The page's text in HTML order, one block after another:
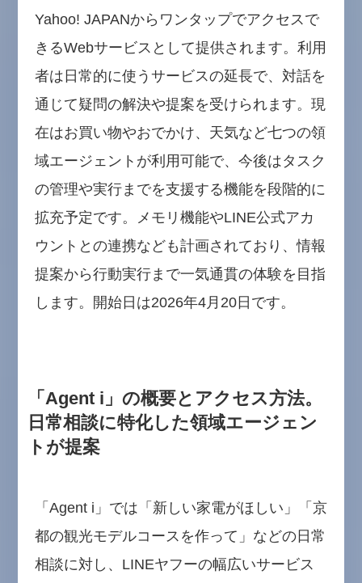
Yahoo! JAPANからワンタップでアクセスで
きるWebサービスとして提供されます。利用
者は日常的に使うサービスの延長で、対話を
通じて疑問の解決や提案を受けられます。現
在はお買い物やおでかけ、天気など七つの領
域エージェントが利用可能で、今後はタスク
の管理や実行までを支援する機能を段階的に
拡充予定です。メモリ機能やLINE公式アカ
ウントとの連携なども計画されており、情報
提案から行動実行まで一気通貫の体験を目指
します。開始日は2026年4月20日です。
「Agent i」の概要とアクセス方法。
日常相談に特化した領域エージェン
トが提案
「Agent i」では「新しい家電がほしい」「京
都の観光モデルコースを作って」などの日常
相談に対し、LINEヤフーの幅広いサービス